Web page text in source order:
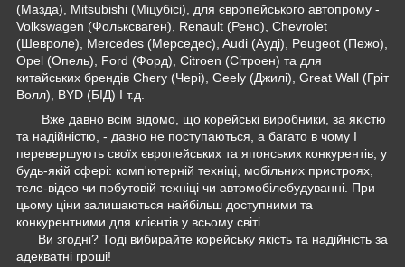
(Мазда), Mitsubishi (Міцубісі), для європейського автопрому -
Volkswagen (Фольксваген), Renault (Рено), Chevrolet
(Шевроле), Mercedes (Мерседес), Audi (Ауді), Peugeot (Пежо),
Opel (Опель), Ford (Форд), Citroen (Сітроен) та для
китайських брендів Chery (Чері), Geely (Джилі), Great Wall (Гріт
Волл), BYD (БІД) І т.д.
Вже давно всім відомо, що корейські виробники, за якістю
та надійністю, - давно не поступаються, а багато в чому І
перевершують своїх європейських та японських конкурентів, у
будь-якій сфері: комп'ютерній техніці, мобільних пристроях,
теле-відео чи побутовій техніці чи автомобілебудуванні. При
цьому ціни залишаються найбільш доступними та
конкурентними для клієнтів у всьому світі.
Ви згодні? Тоді вибирайте корейську якість та надійність за
адекватні гроші!